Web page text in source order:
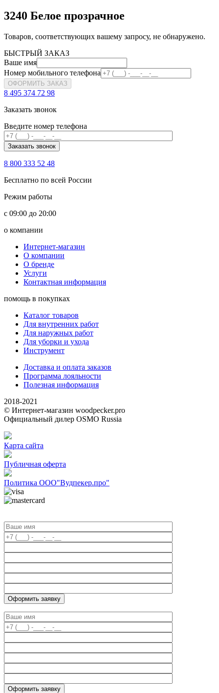
3240 Белое прозрачное
Товаров, соответствующих вашему запросу, не обнаружено.
БЫСТРЫЙ ЗАКАЗ
Ваше имя
Номер мобильного телефона
ОФОРМИТЬ ЗАКАЗ
8 495 374 72 98
Заказать звонок
Введите номер телефона
8 800 333 52 48
Бесплатно по всей России
Режим работы
с 09:00 до 20:00
о компании
Интернет-магазин
О компании
О бренде
Услуги
Контактная информация
помощь в покупках
Каталог товаров
Для внутренних работ
Для наружных работ
Для уборки и ухода
Инструмент
Доставка и оплата заказов
Программа лояльности
Полезная информация
2018-2021
© Интернет-магазин woodpecker.pro
Официальный дилер OSMO Russia
Карта сайта
Публичная оферта
Политика ООО"Вудпекер.про"